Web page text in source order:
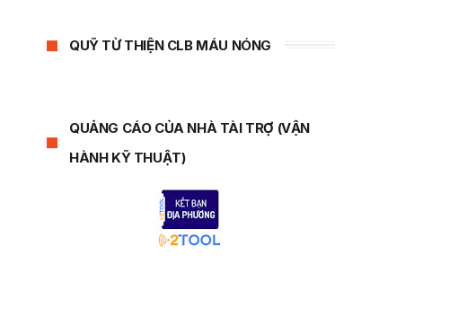
QUỸ TỪ THIỆN CLB MÁU NÓNG
QUẢNG CÁO CỦA NHÀ TÀI TRỢ (VẬN
HÀNH KỸ THUẬT)